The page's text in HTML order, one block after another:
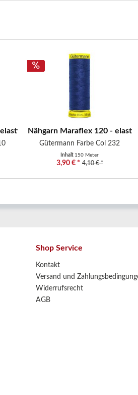
Nähgarn -...
Nähgarn Maraflex 120 -
Gütermann Farbe Col 232
Inhalt 150 Meter
3,90 € * 4,10 € *
Shop Service
Kontakt
Versand und
Widerrufsrecht
AGB